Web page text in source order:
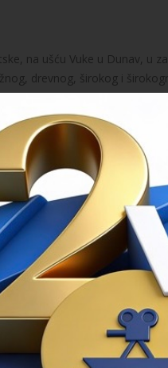
na ušću Vuke u Dunav, u
drevnog, širokog i
je kulturna institucija
institucija mijenja ime
Strossmayera br.20. Tom